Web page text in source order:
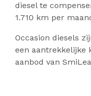
diesel te
1.710 km per
Occasion diesels
een aantrekkelijke
aanbod van